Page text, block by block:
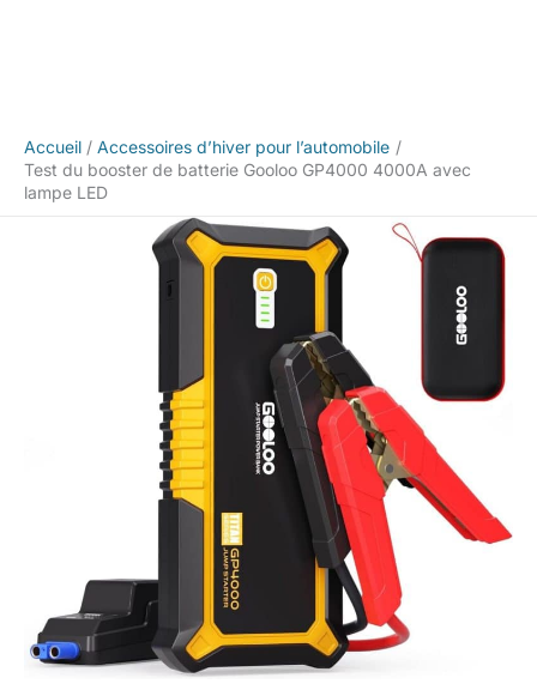
Accueil
Accessoires d’hiver pour l’automobile
Test du booster de batterie Gooloo GP4000 4000A avec
lampe LED